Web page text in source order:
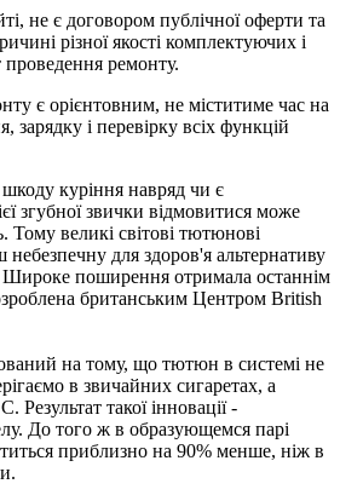
не є договором публічної оферти та
різної якості комплектуючих і
ремонту.
є орієнтовним, не міститиме час на
зарядку і перевірку всіх функцій
куріння навряд чи є
згубної звички відмовитися може
Тому великі світові тютюнові
для здоров'я альтернативу
Широке поширення отримала останнім
британським Центром British
на тому, що тютюн в системі не
в звичайних сигаретах, а
Результат такої інновації -
До того ж в образующемся парі
приблизно на 90% менше, ніж в